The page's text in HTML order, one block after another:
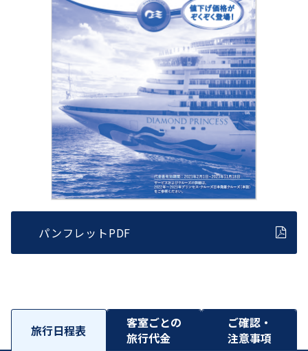
パンフレットPDF
旅行日程表
客室ごとの
旅行代金
ご確認・
注意事項